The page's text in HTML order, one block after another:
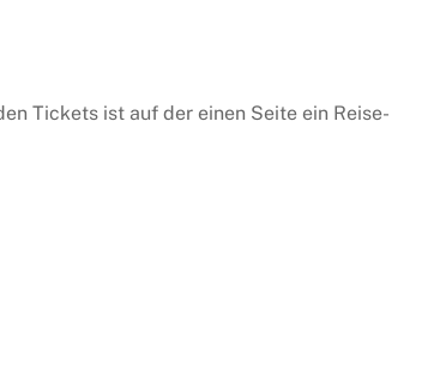
Tickets ist auf der einen Seite ein Reise-